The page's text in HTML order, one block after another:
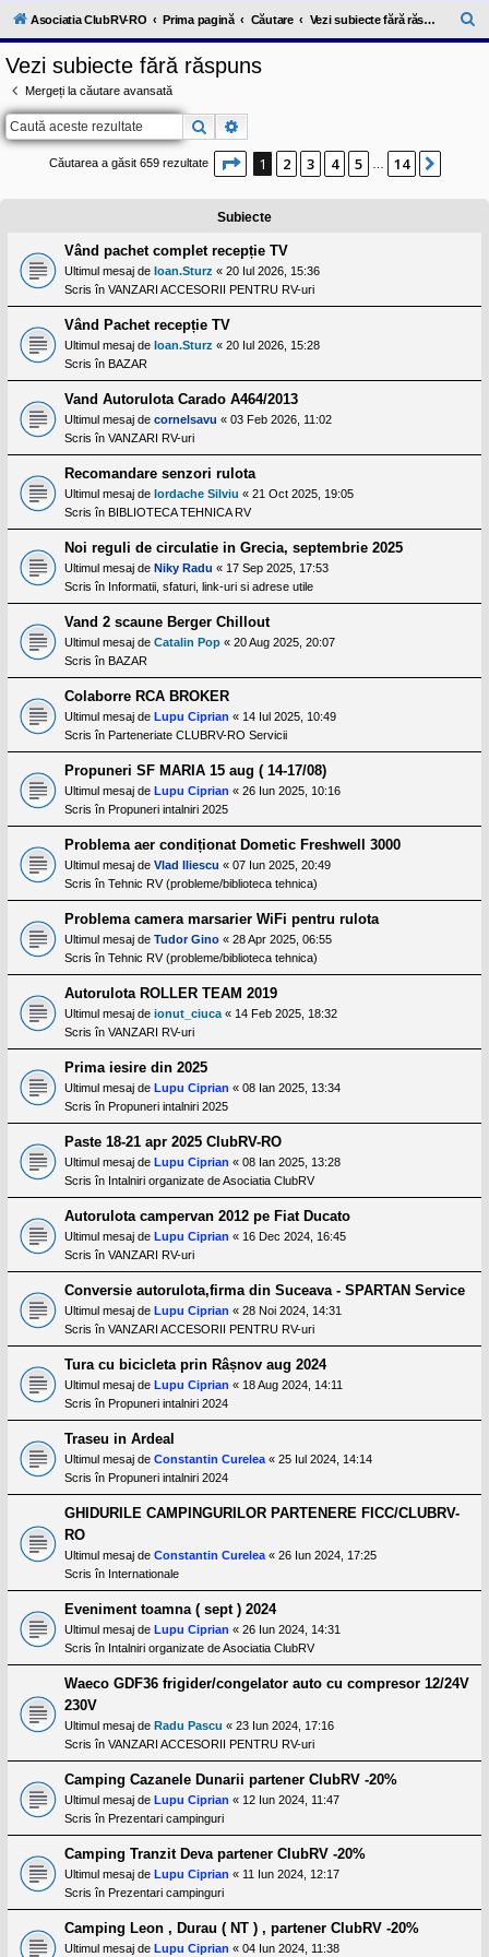
l
u
V
c
o
m
u
a
p
o
s
e
s
o
r
l
o
r
d
u
l
o
s
i
a
u
o
r
u
l
t
e
d
i
R
o
m
a
n
i
a
Asociatia ClubRV-RO Prima pagină Căutare Vezi subiecte fără răspuns
ă
Vezi subiecte fără răspuns
Mergeți la căutare avansată
Căutare
Căutarea a găsit 659 rezultate Pagina din 14
1 2 3 4 5 14
Subiecte
Vând pachet complet recepție TV
Ultimul mesaj de Ioan.Sturz « 20 Iul 2026, 15:36
Scris în VANZARI ACCESORII PENTRU RV-uri
Vând Pachet recepție TV
Ultimul mesaj de Ioan.Sturz « 20 Iul 2026, 15:28
Scris în BAZAR
Vand Autorulota Carado A464/2013
Ultimul mesaj de cornelsavu « 03 Feb 2026, 11:02
Scris în VANZARI RV-uri
Recomandare senzori rulota
Ultimul mesaj de Iordache Silviu « 21 Oct 2025, 19:05
Scris în BIBLIOTECA TEHNICA RV
Noi reguli de circulatie in Grecia, septembrie 2025
Ultimul mesaj de Niky Radu « 17 Sep 2025, 17:53
Scris în Informatii, sfaturi, link-uri si adrese utile
Vand 2 scaune Berger Chillout
Ultimul mesaj de Catalin Pop « 20 Aug 2025, 20:07
Scris în BAZAR
Colaborre RCA BROKER
Ultimul mesaj de Lupu Ciprian « 14 Iul 2025, 10:49
Scris în Parteneriate CLUBRV-RO Servicii
Propuneri SF MARIA 15 aug ( 14-17/08)
Ultimul mesaj de Lupu Ciprian « 26 Iun 2025, 10:16
Scris în Propuneri intalniri 2025
Problema aer condiționat Dometic Freshwell 3000
Ultimul mesaj de Vlad Iliescu « 07 Iun 2025, 20:49
Scris în Tehnic RV (probleme/biblioteca tehnica)
Problema camera marsarier WiFi pentru rulota
Ultimul mesaj de Tudor Gino « 28 Apr 2025, 06:55
Scris în Tehnic RV (probleme/biblioteca tehnica)
Autorulota ROLLER TEAM 2019
Ultimul mesaj de ionut_ciuca « 14 Feb 2025, 18:32
Scris în VANZARI RV-uri
Prima iesire din 2025
Ultimul mesaj de Lupu Ciprian « 08 Ian 2025, 13:34
Scris în Propuneri intalniri 2025
Paste 18-21 apr 2025 ClubRV-RO
Ultimul mesaj de Lupu Ciprian « 08 Ian 2025, 13:28
Scris în Intalniri organizate de Asociatia ClubRV
Autorulota campervan 2012 pe Fiat Ducato
Ultimul mesaj de Lupu Ciprian « 16 Dec 2024, 16:45
Scris în VANZARI RV-uri
Conversie autorulota,firma din Suceava - SPARTAN Service
Ultimul mesaj de Lupu Ciprian « 28 Noi 2024, 14:31
Scris în VANZARI ACCESORII PENTRU RV-uri
Tura cu bicicleta prin Râșnov aug 2024
Ultimul mesaj de Lupu Ciprian « 18 Aug 2024, 14:11
Scris în Propuneri intalniri 2024
Traseu in Ardeal
Ultimul mesaj de Constantin Curelea « 25 Iul 2024, 14:14
Scris în Propuneri intalniri 2024
GHIDURILE CAMPINGURILOR PARTENERE FICC/CLUBRV-
RO
Ultimul mesaj de Constantin Curelea « 26 Iun 2024, 17:25
Scris în Internationale
Eveniment toamna ( sept ) 2024
Ultimul mesaj de Lupu Ciprian « 26 Iun 2024, 14:31
Scris în Intalniri organizate de Asociatia ClubRV
Waeco GDF36 frigider/congelator auto cu compresor 12/24V
230V
Ultimul mesaj de Radu Pascu « 23 Iun 2024, 17:16
Scris în VANZARI ACCESORII PENTRU RV-uri
Camping Cazanele Dunarii partener ClubRV -20%
Ultimul mesaj de Lupu Ciprian « 12 Iun 2024, 11:47
Scris în Prezentari campinguri
Camping Tranzit Deva partener ClubRV -20%
Ultimul mesaj de Lupu Ciprian « 11 Iun 2024, 12:17
Scris în Prezentari campinguri
Camping Leon , Durau ( NT ) , partener ClubRV -20%
Ultimul mesaj de Lupu Ciprian « 04 Iun 2024, 11:38